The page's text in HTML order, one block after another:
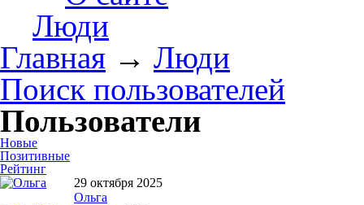
Люди
Главная → Люди
Поиск пользователей
Пользователи
Новые
Позитивные
Рейтинг
29 октября 2025
Ольга